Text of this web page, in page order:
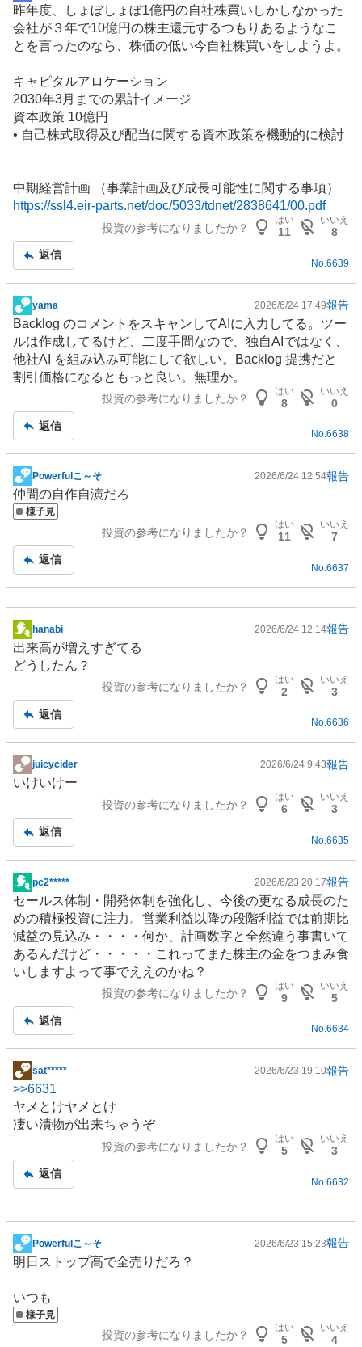
示
板
記
昨年度、しょぼしょぼ1億円の自社株買いしかしなかった
会社が３年で10億円の株主還元するつもりあるようなこ
とを言ったのなら、株価の低い今自社株買いをしようよ。
キャピタルアロケーション
2030年3⽉までの累計イメージ
資本政策 10億円
• ⾃⼰株式取得及び配当に関する資本政策を機動的に検討
中期経営計画 （事業計画及び成⻑可能性に関する事項）
https://ssl4.eir-parts.net/doc/5033/tdnet/2838641/00.pdf
投資の参考になりましたか？
はい
11
いいえ
8
返信
No. 6639
掲
示
板
記
事
yama 2026/6/24 17:49報告
Backlog のコメントをスキャンしてAIに入力してる。ツー
ルは作成してるけど、二度手間なので、独自AIではなく、
他社AI を組み込み可能にして欲しい。Backlog 提携だと
割引価格になるともっと良い。無理か。
投資の参考になりましたか？
はい
8
いいえ
0
返信
No.6638
掲
示
板
Powerfulこ～そ 2026/6/24 12:54報告
仲間の自作自演だろ
様子見
投資の参考になりましたか？
はい
11
いいえ
7
返信
No. 6637
掲
示
板
hanabi 2026/6/24 12:14報告
出来高が増えすぎてる
どうしたん？
投資の参考になりましたか？
はい
2
いいえ
3
返信
No.6636
掲
示
事
juicycider 2026/6/24 9:43報告
いけいけー
投資の参考になりましたか？
はい
6
いいえ
3
返信
No. 6635
掲
示
板
記
事
pc2***** 2026/6/23 20:17報告
セールス体制・開発体制を強化し、今後の更なる成⻑のた
めの積極投資に注⼒。営業利益以降の段階利益では前期⽐
減益の⾒込み・・・・何か、計画数字と全然違う事書いて
あるんだけど・・・・・これってまた株主の金をつまみ食
いしますよって事でええのかね？
投資の参考になりましたか？
はい
9
いいえ
5
返信
No.6634
掲
示
板
記
sat***** 2026/6/23 19:10報告
>>6631
ヤメとけヤメとけ
凄い漬物が出来ちゃうぞ
投資の参考になりましたか？
はい
5
いいえ
3
返信
No. 6632
掲
示
記
事
Powerfulこ～そ 2026/6/23 15:23報告
明日ストップ高で全売りだろ？
いつも
様子見
投資の参考になりましたか？
はい
5
いいえ
4